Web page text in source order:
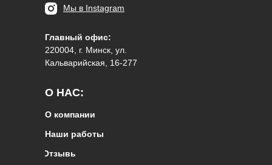
Мы в Instagram
Главный офис:
220004, г. Минск, ул.
Кальварийская, 16-277
О компании
Наши работы
О НАС:
Отзывы